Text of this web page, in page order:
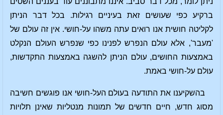
ברקיע כפי שעושים זאת בעיניים רגילות. בכל דבר הניתן
לקליטה חושית אנו רואים עתה משהו על-חושי. אין זה עולם של
'מעבר', אלא עולם הנפרש לפנינו כפי שנפרש העולם הנקלט
באמצעות החושים, עולם הניתן להשגה באמצעות התקדשות,
עולם על-חושי באמת.
בהשקיענו את התודעה בעולם העל-חושי אנו פוגשים חשיבה
מסוג חדש, חיים חדשים של תמונות מנטליות שאינן תלויות